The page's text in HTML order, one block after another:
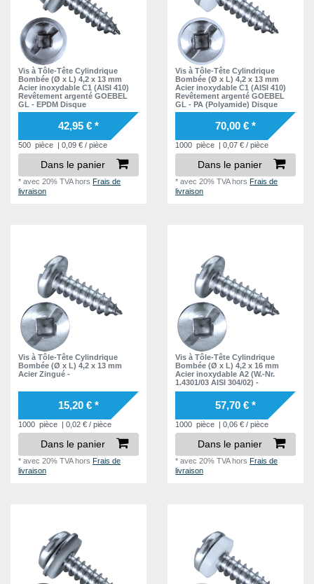
Vis à Tôle-Tête Cylindrique
Bombée (Ø x L) 4,2 x 13 mm
Acier inoxydable C1 (AISI 410)
Revêtement argenté GOEBEL
GL - EPDM Disque
42,95 € *
500 pièce | 0,09 € / pièce
Dans le panier
*avec 20% TVAhorsFrais de
livraison
Vis à Tôle-Tête Cylindrique
Bombée (Ø x L) 4,2 x 13 mm
Acier inoxydable C1 (AISI 410)
Revêtement argenté GOEBEL
GL - PA (Polyamide) Disque
70,00 € *
1000 pièce | 0,07 € / pièce
Dans le panier
*avec 20% TVAhorsFrais de
livraison
Vis à Tôle-Tête Cylindrique
Bombée (Ø x L) 4,2 x 13 mm
Acier Zingué -
15,20 € *
1000 pièce | 0,02 € / pièce
Dans le panier
*avec 20% TVAhorsFrais de
livraison
Vis à Tôle-Tête Cylindrique
Bombée (Ø x L) 4,2 x 16 mm
Acier inoxydable A2 (W.-Nr.
1.4301/03 AISI 304/02) -
57,70 € *
1000 pièce | 0,06 € / pièce
Dans le panier
*avec 20% TVAhorsFrais de
livraison